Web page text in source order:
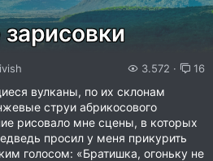
3.572 16
вулканы, по их склонам
струи абрикосового
рисовало мне сцены, в которых
просил у меня прикурить
голосом: «Братишка, огоньку не